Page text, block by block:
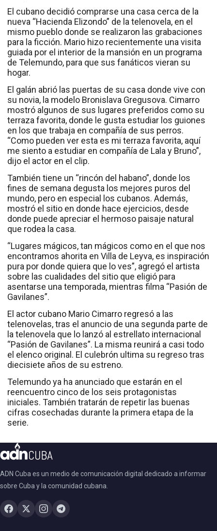
El cubano decidió comprarse una casa cerca de la
nueva “Hacienda Elizondo” de la telenovela, en el
mismo pueblo donde se realizaron las grabaciones
para la ficción. Mario hizo recientemente una visita
guiada por el interior de la mansión en un programa
de Telemundo, para que sus fanáticos vieran su
hogar.
El galán abrió las puertas de su casa donde vive con
su novia, la modelo Bronislava Gregusova. Cimarro
mostró algunos de sus lugares preferidos como su
terraza favorita, donde le gusta estudiar los guiones
en los que trabaja en compañía de sus perros.
“Como pueden ver esta es mi terraza favorita, aquí
me siento a estudiar en compañía de Lala y Bruno”,
dijo el actor en el clip.
También tiene un “rincón del habano”, donde los
fines de semana degusta los mejores puros del
mundo, pero en especial los cubanos. Además,
mostró el sitio en donde hace ejercicios, desde
donde puede apreciar el hermoso paisaje natural
que rodea la casa.
“Lugares mágicos, tan mágicos como en el que nos
encontramos ahorita en Villa de Leyva, es inspiración
pura por donde quiera que lo ves”, agregó el artista
sobre las cualidades del sitio que eligió para
asentarse una temporada, mientras filma “Pasión de
Gavilanes”.
El actor cubano Mario Cimarro regresó a las
telenovelas, tras el anuncio de una segunda parte de
la telenovela que lo lanzó al estrellato internacional
“Pasión de Gavilanes”. La misma reunirá a casi todo
el elenco original. El culebrón ultima su regreso tras
diecisiete años de su estreno.
Telemundo ya ha anunciado que estarán en el
reencuentro cinco de los seis protagonistas
iniciales. También tratarán de repetir las buenas
cifras cosechadas durante la primera etapa de la
serie.
ADN Cuba es un medio de comunicación digital dedicado a informar
sobre Cuba y la comunidad cubana.